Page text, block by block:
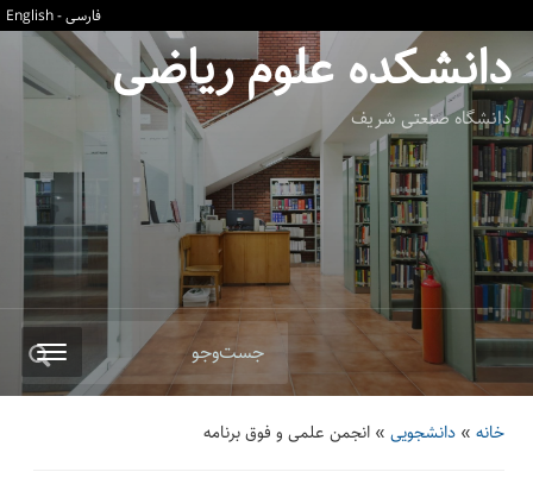
English-فارسی
دانشکده علوم ریاضی
دانشگاه صنعتی شریف
جست‌وجو
خانه »دانشجویی »انجمن علمی و فوق برنامه